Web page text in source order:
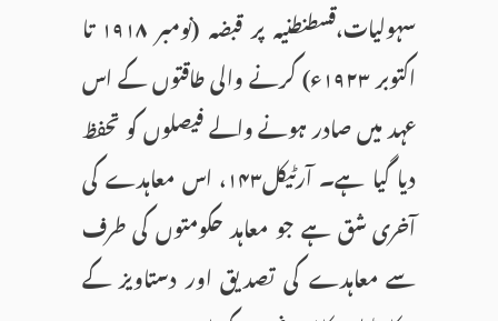
سہولیات،قسطنطنیہ پر قبضہ (نومبر ۱۹۱۸ تا
اکتوبر ۱۹۲۳ء) کرنے والی طاقتوں کے اس
عہد میں صادر ہونے والے فیصلوں کو تحفظ
دیا گیا ہے۔ آرٹیکل۱۴۳، اس معاہدے کی
آخری شق ہے جو معاہد حکومتوں کی طرف
سے معاہدے کی تصدیق اور دستاویز کے